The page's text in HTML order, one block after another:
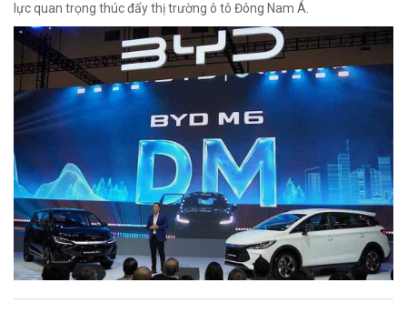
lực quan trọng thúc đẩy thị trường ô tô Đông Nam Á.